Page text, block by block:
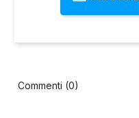
Commenti (0)